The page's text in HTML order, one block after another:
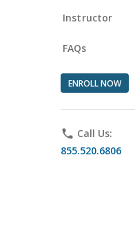
Instructor
FAQs
ENROLL NOW
phone Call Us:
855.520.6806